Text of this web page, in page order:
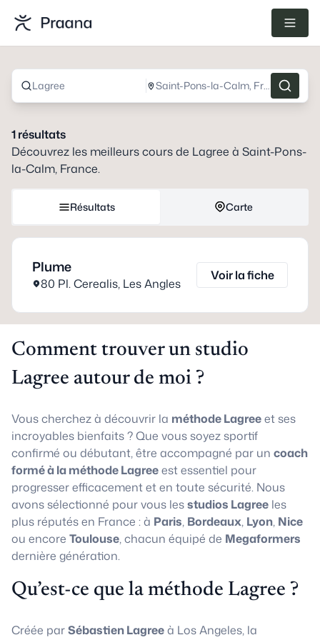
Lagree Saint-Pons-la-Calm, France
1résultats
Découvrez les meilleurs cours de Lagree à Saint-Pons-
la-Calm, France.
Résultats Carte
Plume
80 Pl. Cerealis, Les Angles
Voir la fiche
Comment trouver un studio
Lagree autour de moi ?
Vous cherchez à découvrir la méthode Lagreeet ses
incroyables bienfaits ? Que vous soyez sportif
confirmé ou débutant, être accompagné par un coach
formé à la méthode Lagreeest essentiel pour
progresser efficacement et en toute sécurité. Nous
avons sélectionné pour vous lesstudios Lagree les
plus réputés en France : à Paris, Bordeaux, Lyon, Nice
ou encore Toulouse, chacun équipé de Megaformers
dernière génération.
Qu’est-ce que la méthode Lagree ?
Créée parSébastien Lagreeà Los Angeles, la